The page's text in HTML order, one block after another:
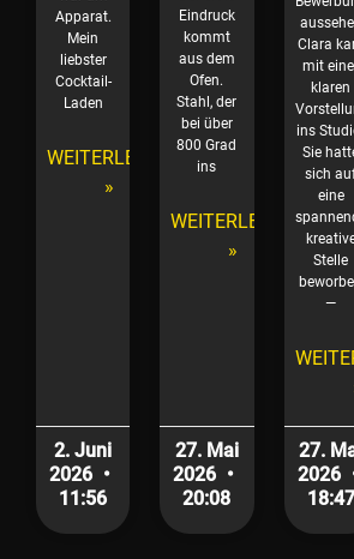
Apparat.
Mein
liebster
Cocktail-
Laden
WEITERLESEN
»
2. Juni
2026
11:56
Eindruck
kommt
aus dem
Ofen.
Stahl, der
bei über
800 Grad
ins
WEITERLESEN
»
27. Mai
2026
20:08
Clara
mit
klaren
ins
Sie
sich
eine
Stelle
—
27.
2026
18:47